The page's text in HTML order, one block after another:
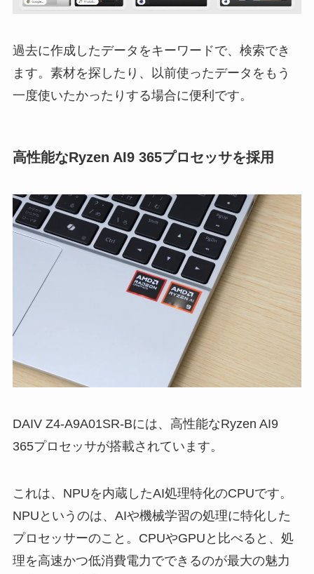
過去に作成したデータをキーワードで、検索でき
ます。素材を探したり、以前使ったデータをもう
一度使いたかったりする場合に便利です。
高性能なRyzen AI9 365プロセッサを採用
DAIV Z4-A9A01SR-Bには、高性能なRyzen AI9
365プロセッサが搭載されています。
これは、NPUを内蔵したAI処理特化のCPUです。
NPUというのは、AIや機械学習の処理に特化した
プロセッサーのこと。CPUやGPUと比べると、処
理を高速かつ低消費電力でできるのが最大の魅力